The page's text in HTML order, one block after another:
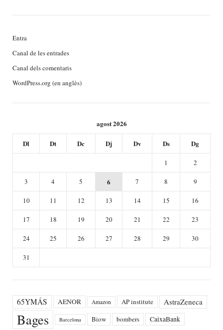
Entra
Canal de les entrades
Canal dels comentaris
WordPress.org (en anglès)
agost 2026
Dl Dt Dc Dj Dv Ds Dg
1 2
3 4 5 6 7 8 9
10 11 12 13 14 15 16
17 18 19 20 21 22 23
24 25 26 27 28 29 30
31
65YMÁS AENOR Amazon AP institute AstraZeneca
Bages Barcelona Biow bombers CaixaBank